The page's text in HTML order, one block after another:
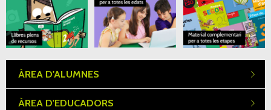
ÀREA D'ALUMNES
ÀREA D'EDUCADORS